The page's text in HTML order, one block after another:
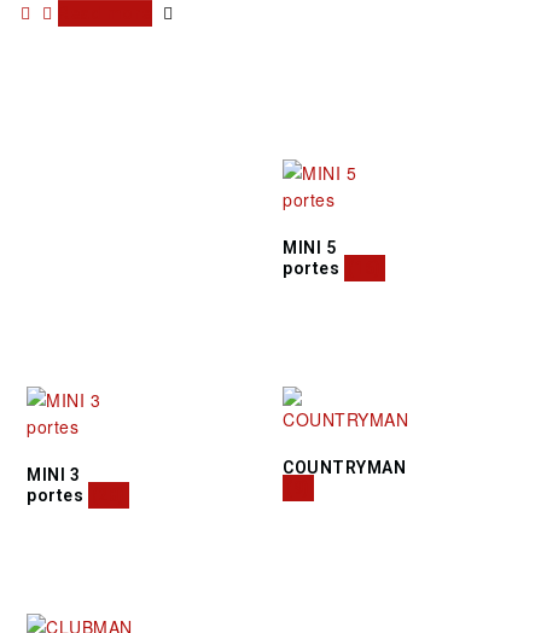
MINI 5
portes
MINI 3
portes
COUNTRYMAN